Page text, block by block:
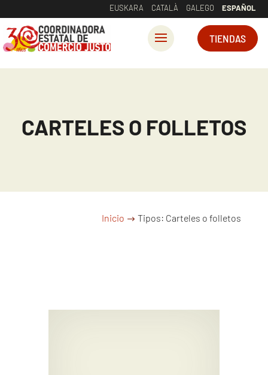
EUSKARA CATALÀ GALEGO ESPAÑOL
TIENDAS
CARTELES O FOLLETOS
Inicio $ Tipos: Carteles o folletos